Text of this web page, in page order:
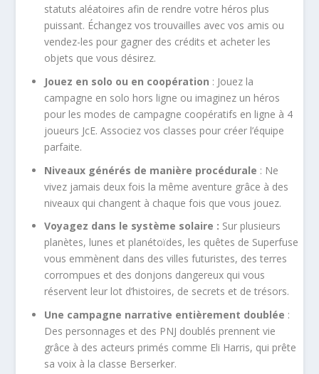
statuts aléatoires afin de rendre votre héros plus
puissant. Échangez vos trouvailles avec vos amis ou
vendez-les pour gagner des crédits et acheter les
objets que vous désirez.
Jouez en solo ou en coopération : Jouez la
campagne en solo hors ligne ou imaginez un héros
pour les modes de campagne coopératifs en ligne à 4
joueurs JcE. Associez vos classes pour créer l’équipe
parfaite.
Niveaux générés de manière procédurale : Ne
vivez jamais deux fois la même aventure grâce à des
niveaux qui changent à chaque fois que vous jouez.
Voyagez dans le système solaire : Sur plusieurs
planètes, lunes et planétoïdes, les quêtes de Superfuse
vous emmènent dans des villes futuristes, des terres
corrompues et des donjons dangereux qui vous
réservent leur lot d’histoires, de secrets et de trésors.
Une campagne narrative entièrement doublée :
Des personnages et des PNJ doublés prennent vie
grâce à des acteurs primés comme Eli Harris, qui prête
sa voix à la classe Berserker.